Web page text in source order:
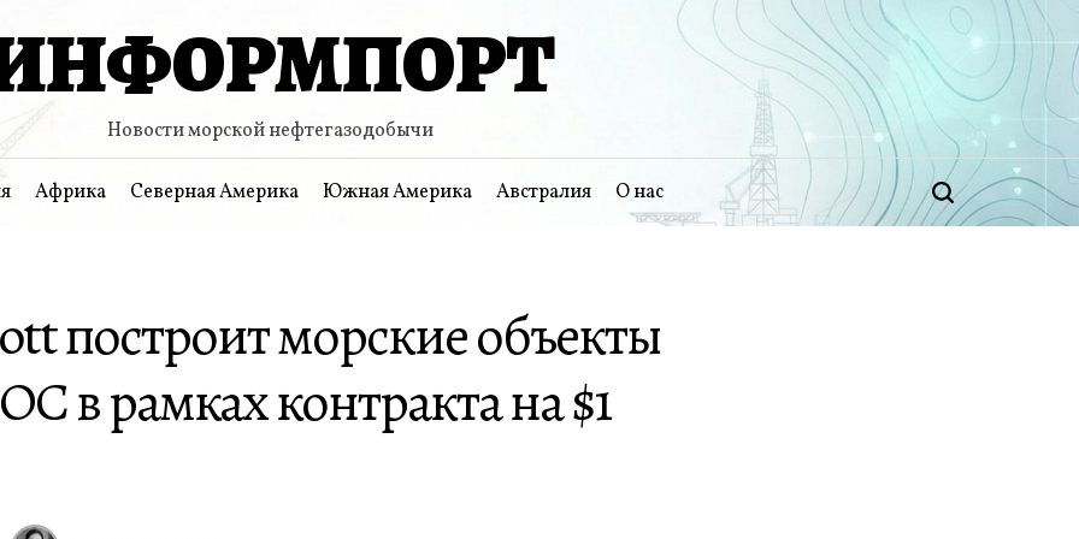
Новости морской нефтегазодобычи
Африка Северная Америка Южная Америка Австралия О нас Поиск
построит морские объекты
в рамках контракта на $1